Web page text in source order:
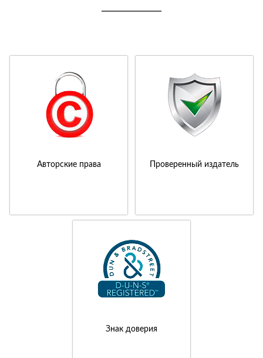
Авторские права Проверенный издатель
Знак доверия